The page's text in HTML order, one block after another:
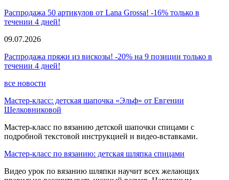
Распродажа 50 артикулов от Lana Grossa! -16% только в
течении 4 дней!
09.07.2026
Распродажа пряжи из вискозы! -20% на 9 позиции только в
течении 4 дней!
все новости
Мастер-класс: детская шапочка «Эльф» от Евгении
Шелковниковой
Мастер-класс по вязанию детской шапочки спицами с
подробной текстовой инструкцией и видео-вставками.
Мастер-класс по вязанию: детская шляпка спицами
Видео урок по вязанию шляпки научит всех желающих